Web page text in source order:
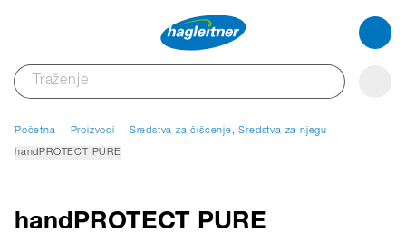
Početna Proizvodi Sredstva za čišćenje, Sredstva za njegu
handPROTECT PURE
handPROTECT PURE